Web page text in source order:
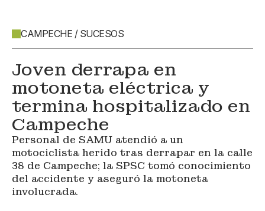
CAMPECHE / SUCESOS
Joven derrapa en
motoneta eléctrica y
termina hospitalizado en
Campeche
Personal de SAMU atendió a un
motociclista herido tras derrapar en la calle
38 de Campeche; la SPSC tomó conocimiento
del accidente y aseguró la motoneta
involucrada.